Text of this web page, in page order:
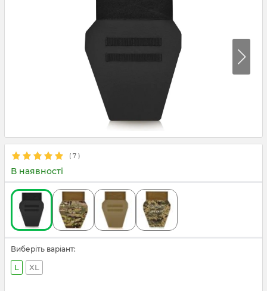
( 7 )
В наявності
Виберіть варіант:
L XL